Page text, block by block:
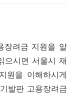
장려금 지원을 알
으시면 서울시 재
원을 이해하시게
발판 고용장려금